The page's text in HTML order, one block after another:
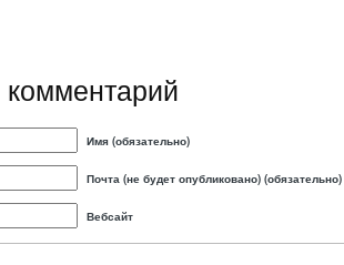
комментарий
Имя (обязательно)
Почта (не будет опубликовано) (обязательно)
Вебсайт